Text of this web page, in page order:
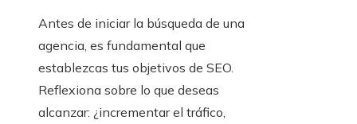
Antes de iniciar la búsqueda de una
agencia, es fundamental que
establezcas tus objetivos de SEO.
Reflexiona sobre lo que deseas
alcanzar: ¿incrementar el tráfico,